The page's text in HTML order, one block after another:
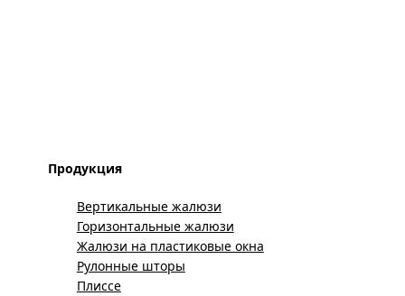
Продукция
Вертикальные жалюзи
Горизонтальные жалюзи
Жалюзи на пластиковые окна
Рулонные шторы
Плиссе